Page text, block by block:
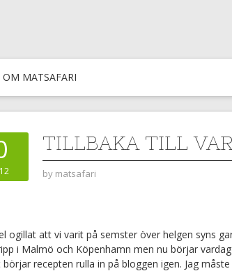
OM MATSAFARI
TILLBAKA TILL
by matsafari
ogillat att vi varit på semster över helgen syns
i Malmö och Köpenhamn men nu börjar
recepten rulla in på bloggen igen. Jag